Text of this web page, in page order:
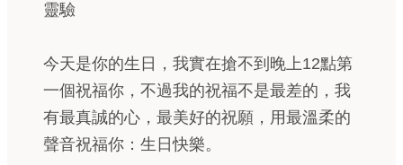
靈驗
今天是你的生日，我實在搶不到晚上12點第
一個祝福你，不過我的祝福不是最差的，我
有最真誠的心，最美好的祝願，用最溫柔的
聲音祝福你：生日快樂。